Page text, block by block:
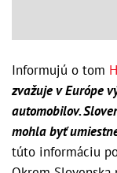
Informujú o tom
zvažuje v Európe
automobilov.
mohla byť
túto informáciu